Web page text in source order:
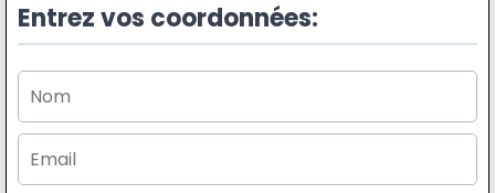
Entrez vos coordonnées: